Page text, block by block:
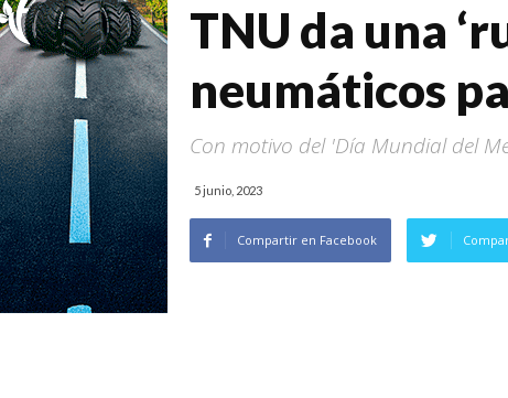
TNU da una
neumáticos
Con motivo del 'Día Mundial del
5 junio, 2023
Compartir en Facebook